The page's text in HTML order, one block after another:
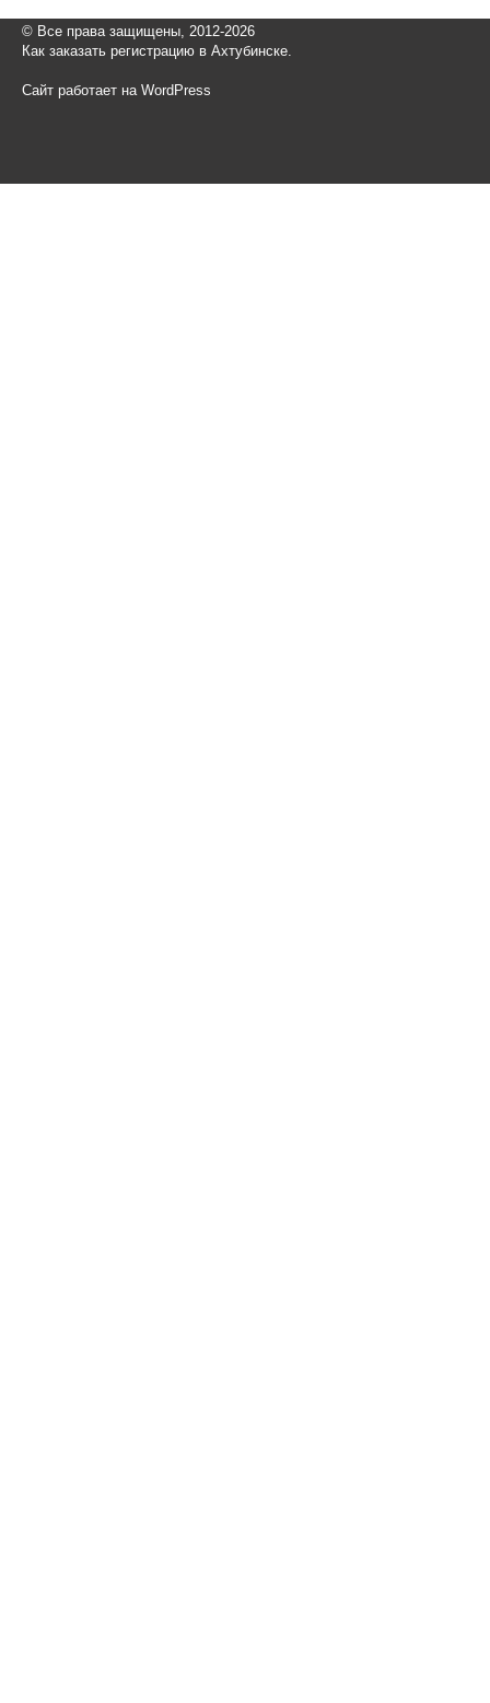
© Все права защищены, 2012-2026
Как заказать регистрацию в Ахтубинске.
Сайт работает на WordPress